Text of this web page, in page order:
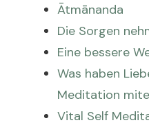
Ātmānanda
Die Sorgen
Eine bessere
Was haben
Meditation
Vital Self